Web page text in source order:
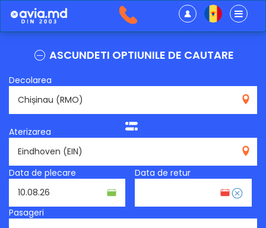
ASCUNDETI OPTIUNILE DE CAUTARE
Decolarea
Aterizarea
Data de plecare
Data de retur
Pasageri